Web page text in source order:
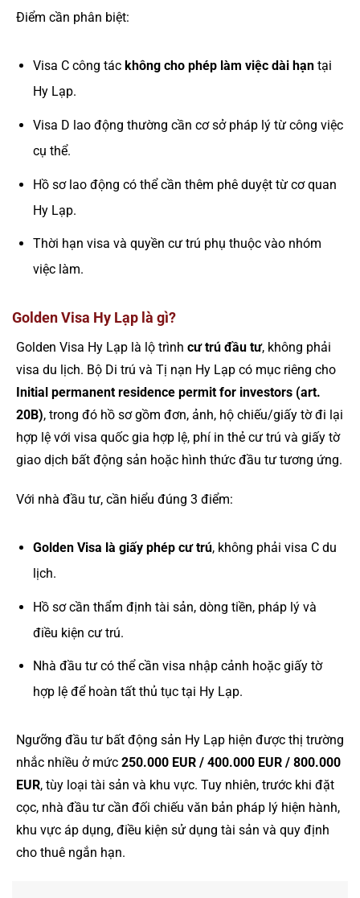
Điểm cần phân biệt:
Visa C công tác không cho phép làm việc dài hạntại
Hy Lạp.
Visa D lao động thường cần cơ sở pháp lý từ công việc
cụ thể.
Hồ sơ lao động có thể cần thêm phê duyệt từ cơ quan
Hy Lạp.
Thời hạn visa và quyền cư trú phụ thuộc vào nhóm
việc làm.
Golden Visa Hy Lạp là gì?
Golden Visa Hy Lạp là lộ trình cư trú đầu tư, không phải
visa du lịch. Bộ Di trú và Tị nạn Hy Lạp có mục riêng cho
Initial permanent residence permit for investors (art.
20B), trong đó hồ sơ gồm đơn, ảnh, hộ chiếu/giấy tờ đi lại
hợp lệ với visa quốc gia hợp lệ, phí in thẻ cư trú và giấy tờ
giao dịch bất động sản hoặc hình thức đầu tư tương ứng.
Với nhà đầu tư, cần hiểu đúng 3 điểm:
Golden Visa là giấy phép cư trú, không phải visa C du
lịch.
Hồ sơ cần thẩm định tài sản, dòng tiền, pháp lý và
điều kiện cư trú.
Nhà đầu tư có thể cần visa nhập cảnh hoặc giấy tờ
hợp lệ để hoàn tất thủ tục tại Hy Lạp.
Ngưỡng đầu tư bất động sản Hy Lạp hiện được thị trường
nhắc nhiều ở mức 250.000 EUR / 400.000 EUR / 800.000
EUR, tùy loại tài sản và khu vực. Tuy nhiên, trước khi đặt
cọc, nhà đầu tư cần đối chiếu văn bản pháp lý hiện hành,
khu vực áp dụng, điều kiện sử dụng tài sản và quy định
cho thuê ngắn hạn.